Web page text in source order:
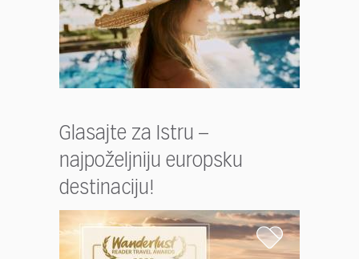
Glasajte za Istru –
najpoželjniju europsku
destinaciju!